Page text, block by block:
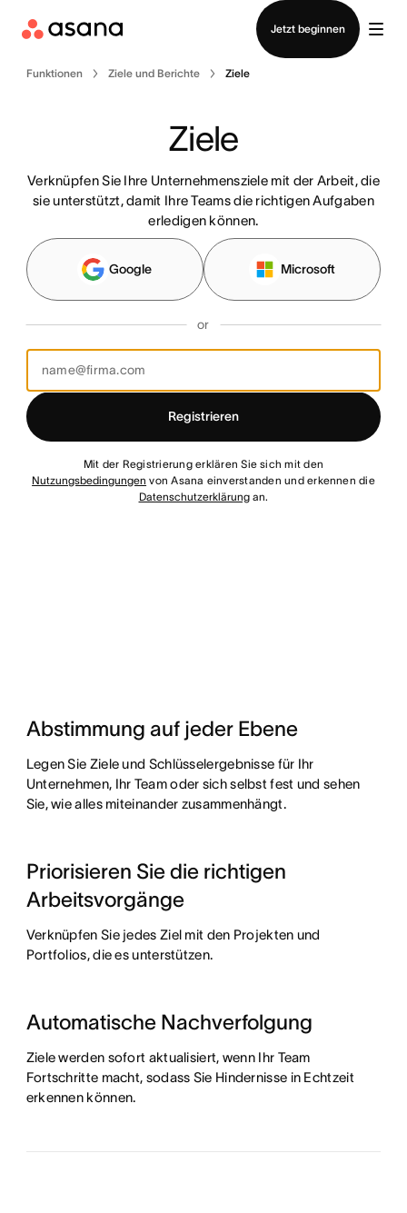
Jetzt beginnen
Vertrieb kontaktieren
Funktionen Ziele und Berichte Ziele
Ziele
Verknüpfen Sie Ihre Unternehmensziele mit der Arbeit, die
sie unterstützt, damit Ihre Teams die richtigen Aufgaben
erledigen können.
Google Microsoft
or
Registrieren
Mit der Registrierung erklären Sie sich mit den
Nutzungsbedingungen von Asana einverstanden und erkennen die
Datenschutzerklärungan.
Abstimmung auf jeder Ebene
Legen Sie Ziele und Schlüsselergebnisse für Ihr
Unternehmen, Ihr Team oder sich selbst fest und sehen
Sie, wie alles miteinander zusammenhängt.
Priorisieren Sie die richtigen
Arbeitsvorgänge
Verknüpfen Sie jedes Ziel mit den Projekten und
Portfolios, die es unterstützen.
Automatische Nachverfolgung
Ziele werden sofort aktualisiert, wenn Ihr Team
Fortschritte macht, sodass Sie Hindernisse in Echtzeit
erkennen können.